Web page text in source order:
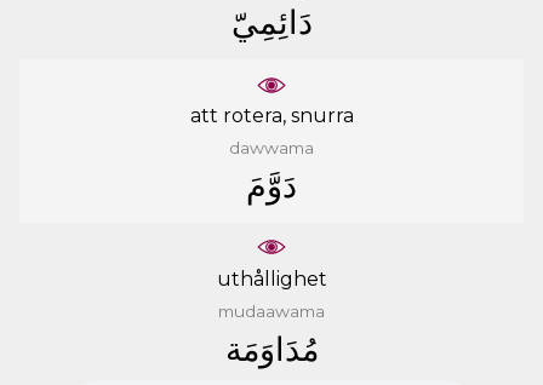
ﺩَﺍﺋِﻤِﻲّ
att rotera, snurra
dawwama
ﺩَﻭَّﻡَ
uthållighet
mudaawama
ﻣُﺪَﺍﻭَﻣَﺔ